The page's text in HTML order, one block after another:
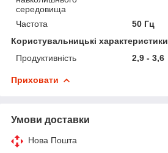
середовища
Частота
50 Гц
Користувальницькі характеристики
Продуктивність
2,9 - 3,6
Приховати
Умови доставки
Нова Пошта